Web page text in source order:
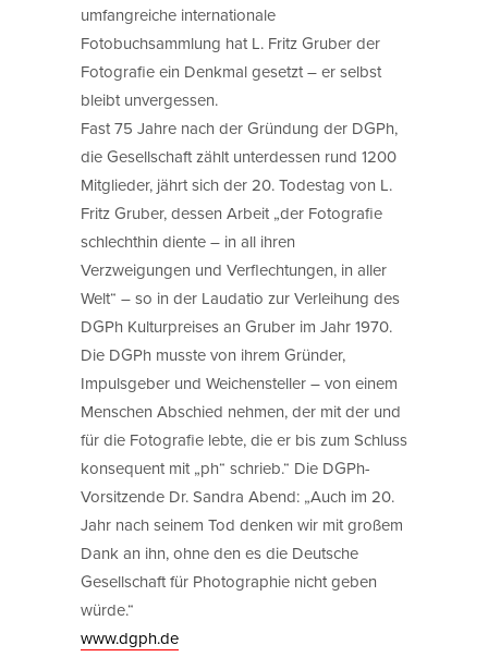
umfangreiche internationale
Fotobuchsammlung hat L. Fritz Gruber der
Fotografie ein Denkmal gesetzt – er selbst
bleibt unvergessen.
Fast 75 Jahre nach der Gründung der DGPh,
die Gesellschaft zählt unterdessen rund 1200
Mitglieder, jährt sich der 20. Todestag von L.
Fritz Gruber, dessen Arbeit „der Fotografie
schlechthin diente – in all ihren
Verzweigungen und Verflechtungen, in aller
Welt“ – so in der Laudatio zur Verleihung des
DGPh Kulturpreises an Gruber im Jahr 1970.
Die DGPh musste von ihrem Gründer,
Impulsgeber und Weichensteller – von einem
Menschen Abschied nehmen, der mit der und
für die Fotografie lebte, die er bis zum Schluss
konsequent mit „ph“ schrieb.“ Die DGPh-
Vorsitzende Dr. Sandra Abend: „Auch im 20.
Jahr nach seinem Tod denken wir mit großem
Dank an ihn, ohne den es die Deutsche
Gesellschaft für Photographie nicht geben
würde.“
www.dgph.de